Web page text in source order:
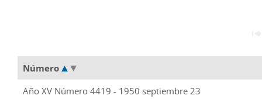
Número
Año XV Número 4419 - 1950 septiembre 23